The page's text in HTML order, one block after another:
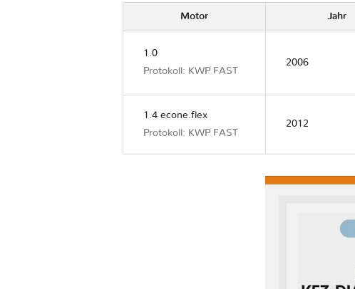
Motor Jahr
1.0
Protokoll: KWP FAST
2006
1.4 econe.flex
Protokoll: KWP FAST
2012